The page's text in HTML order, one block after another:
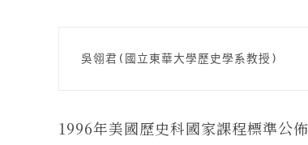
吳翎君(國立東華大學歷史學系教授)
1996年美國歷史科國家課程標準公